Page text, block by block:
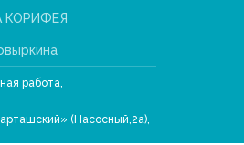
КОРИФЕЯ
работа,
(Насосный,2а),